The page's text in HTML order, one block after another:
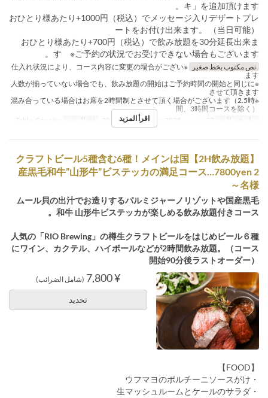
キ」を追加頂けます。
おひとり様あたり+1000円（税込）でメッセージ入りデザートプレ
ートをお付け出来ます。 （当日可能）
おひとり様あたり+700円（税込）で飲み放題を30分延長出来ま
す ※ご予約の状況でお受けできない場合もございます。
نص مكتوب بخط صغير
※仕入れ状況により、コース内容に変更の場合がござい
ます
※人数が揃っていない場合でも、飲み放題の開始はご予約時間の開始と同じに
させて頂きます
※混み合っている場合はお席を2時間制とさせて頂く場合がございます（2.5時
間、3時間コースを除く）
تواريخ صالحة
حد الطلب 2 ~ 30 فئة المقعد اقرأ المزيد
【2H飲み放題】クラフトビール5種含む6種！メインは国
産黒毛和牛”山形牛”ビステッカの満足コース…7800yen 2
名様～
ムール貝の出汁でお造りするパルミジャーノリゾットや国産黒毛
和牛 山形牛ビステッカが楽しめる飲み放題付きコース。
人気の「RIO Brewing」の樽生クラフトビールをはじめビール６種
にワイン、カクテル、ハイボールなどが2時間飲み放題。（コース
開始90分後ラストオーダー）
¥ 7,800 (شامل الضرائب)
تحديد
【FOOD】
・ウフマヨのポルチーニソースがけ
・生マッシュルームとケールのサラダ